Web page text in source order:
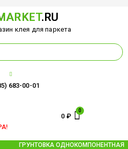
.RU
клея для паркета
683-00-01
0 ₽
ГРУНТОВКА ОДНОКОМПОНЕНТНАЯ